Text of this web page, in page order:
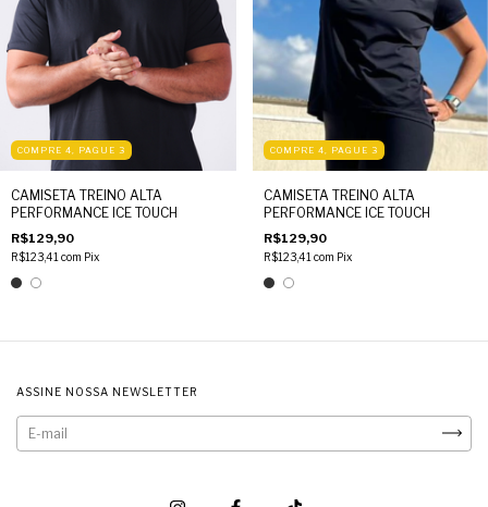
COMPRE 4, PAGUE 3
CAMISETA TREINO ALTA
PERFORMANCE ICE TOUCH
R$129,90
R$123,41 com Pix
COMPRE 4, PAGUE 3
CAMISETA TREINO ALTA
PERFORMANCE ICE TOUCH
R$129,90
R$123,41 com Pix
ASSINE NOSSA NEWSLETTER